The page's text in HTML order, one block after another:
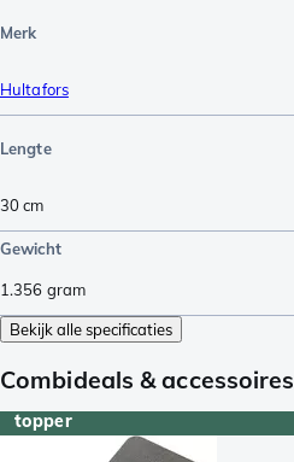
Merk
Hultafors
Lengte
30cm
Gewicht
1.356 gram
Bekijk alle specificaties
Combideals & accessoires
topper